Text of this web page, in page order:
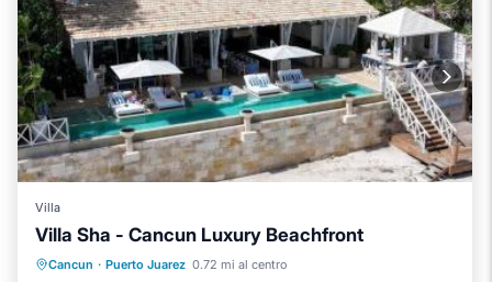
Villa
Villa Sha - Cancun Luxury Beachfront
Cancun · Puerto Juarez 0.72 mi al centro
Playa privada
Frente al mar